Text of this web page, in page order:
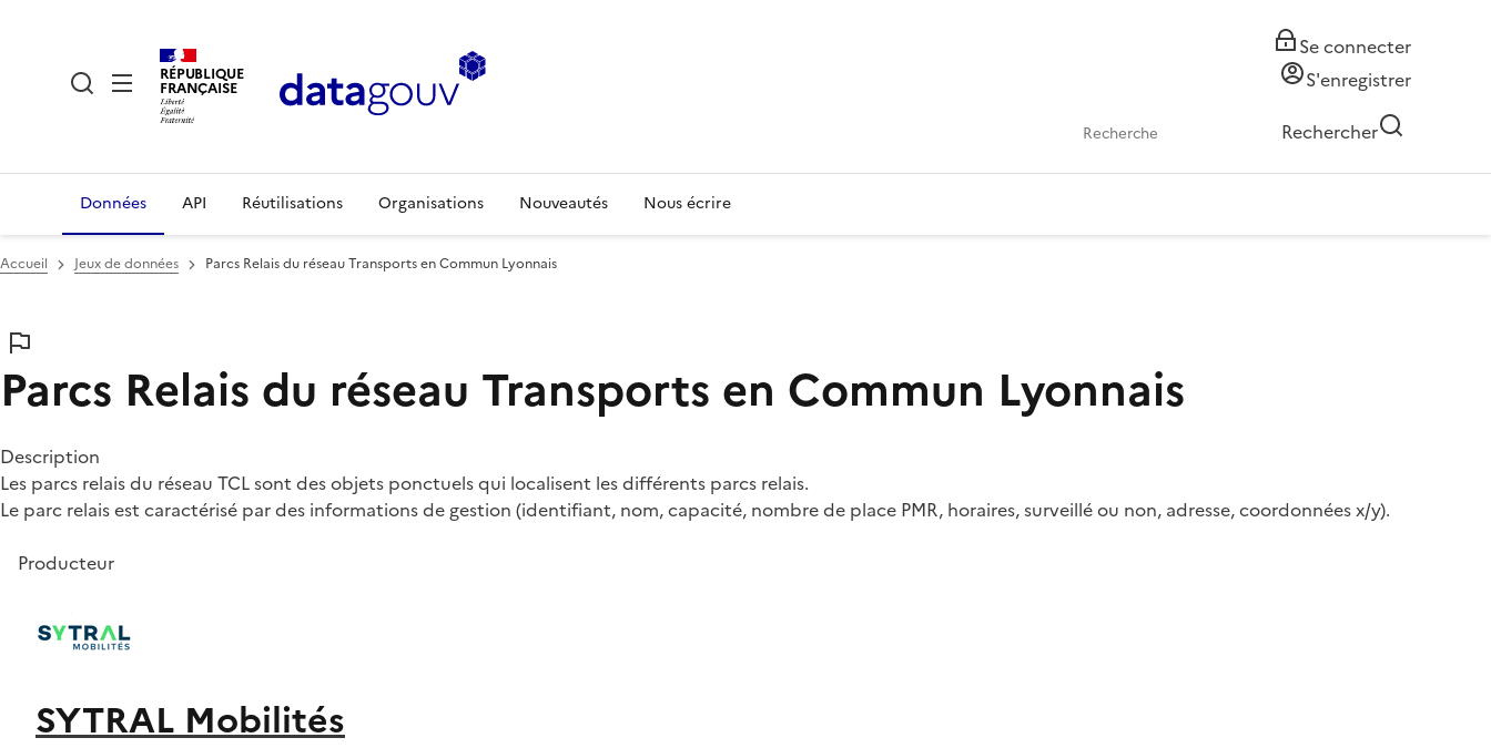
RÉPUBLIQUE
FRANÇAISE
Se connecter
S'enregistrer
Rechercher
Données API Réutilisations Organisations Nouveautés Nous écrire
Accueil Jeux de données Parcs Relais du réseau Transports en Commun Lyonnais
Parcs Relais du réseau Transports en Commun Lyonnais
Description
Les parcs relais du réseau TCL sont des objets ponctuels qui localisent les différents parcs relais.
Le parc relais est caractérisé par des informations de gestion (identifiant, nom, capacité, nombre de place PMR, horaires, surveillé ou non, adresse, coordonnées x/y).
Producteur
SYTRAL Mobilités